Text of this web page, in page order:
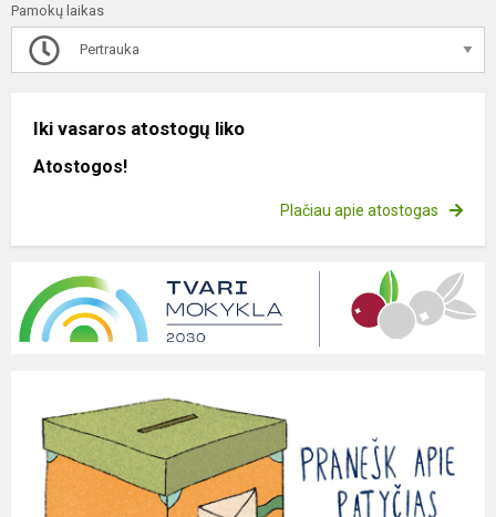
Pamokų laikas
Pertrauka
Iki vasaros atostogų liko
Atostogos!
Plačiau apie atostogas